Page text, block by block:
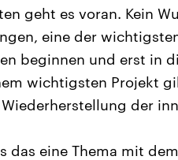
geht es voran. Kein
eine der
beginnen und erst in
wichtigsten Projekt
der
das eine Thema mit